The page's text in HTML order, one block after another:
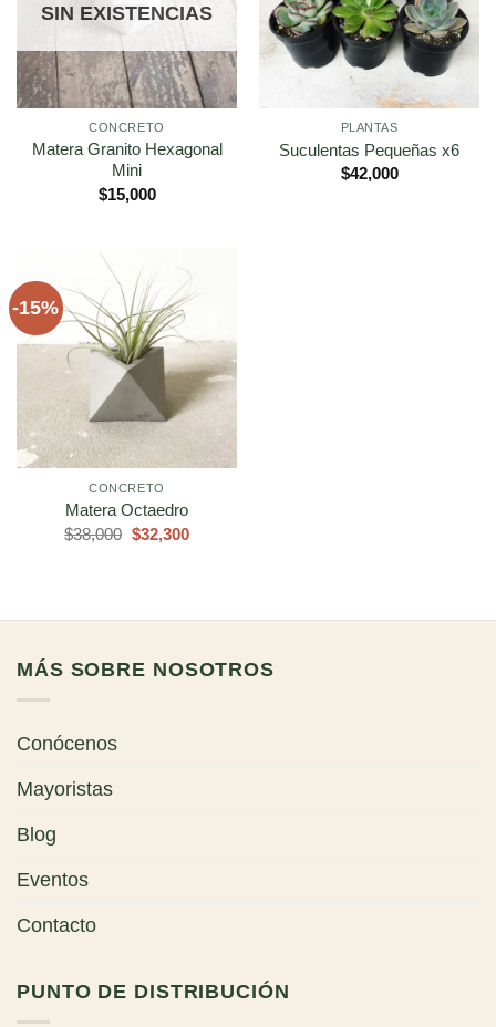
SIN EXISTENCIAS
CONCRETO
Matera Granito Hexagonal
Mini
$15,000
PLANTAS
Suculentas Pequeñas x6
$42,000
-15%
CONCRETO
Matera Octaedro
$38,000 El
$32,300El
MÁS SOBRE NOSOTROS
Conócenos
Mayoristas
Blog
Eventos
Contacto
PUNTO DE DISTRIBUCIÓN